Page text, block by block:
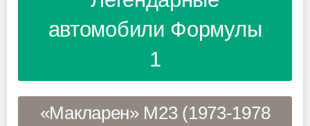
автомобили Формулы
1
«Макларен» M23 (1973-1978